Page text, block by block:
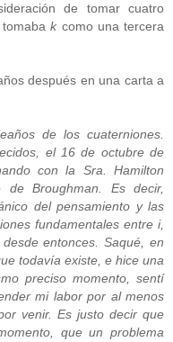
de tomar cuatro
tomabak como una tercera
después en una carta a
de los cuaterniones.
el 16 de octubre de
con la Sra. Hamilton
Broughman. Es decir,
del pensamiento y las
fundamentales entre i,
entonces. Saqué, en
todavía existe, e hice una
preciso momento, sentí
mi labor por al menos
venir. Es justo decir que
que un problema